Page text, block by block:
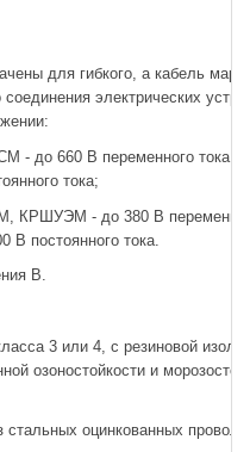
для гибкого, а кабель
электрических
до 660 В переменного тока
тока;
- до 380 В
В постоянного тока.
В.
3 или 4, с резиновой
озоностойкости и
оцинкованных